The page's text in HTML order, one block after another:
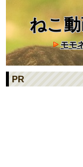
ねこ
モモ
PR